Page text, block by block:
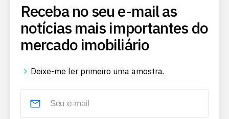
Receba no seu e-mail as
notícias mais importantes do
mercado imobiliário
Deixe-me ler primeiro uma amostra.